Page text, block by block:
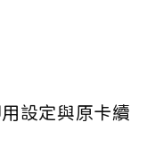
設定與原卡續